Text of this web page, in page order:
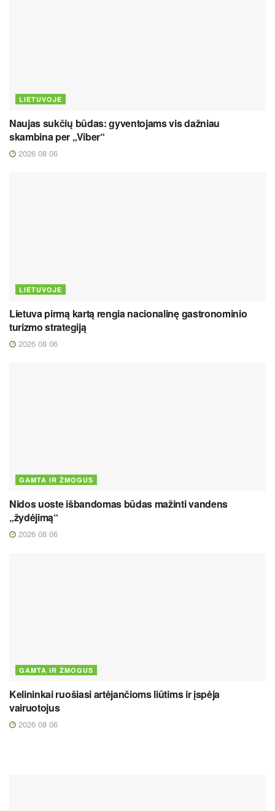
LIETUVOJE
Naujas sukčių būdas: gyventojams vis dažniau
skambina per „Viber“
2026 08 06
LIETUVOJE
Lietuva pirmą kartą rengia nacionalinę gastronominio
turizmo strategiją
2026 08 06
GAMTA IR ŽMOGUS
Nidos uoste išbandomas būdas mažinti vandens
„žydėjimą“
2026 08 06
GAMTA IR ŽMOGUS
Kelininkai ruošiasi artėjančioms liūtims ir įspėja
vairuotojus
2026 08 06